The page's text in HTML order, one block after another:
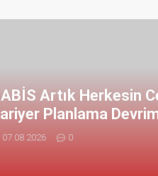
Artık Herkesin
Planlama
07.08.2026 0